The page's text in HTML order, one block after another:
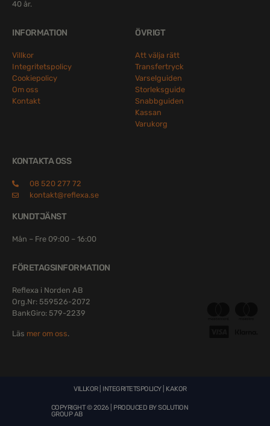
40 år.
INFORMATION
Villkor
Integritetspolicy
Cookiepolicy
Om oss
Kontakt
ÖVRIGT
Att välja rätt
Transfertryck
Varselguiden
Storleksguide
Snabbguiden
Kassan
Varukorg
KONTAKTA OSS
08 520 277 72
kontakt@reflexa.se
KUNDTJÄNST
Mån – Fre 09:00 – 16:00
FÖRETAGSINFORMATION
Reflexa i Norden AB
Org.Nr: 559526-2072
BankGiro: 579-2239
Läs mer om oss.
VILLKOR| INTEGRITETSPOLICY| KAKOR
COPYRIGHT © 2026 | PRODUCED BYSOLUTION
GROUP AB